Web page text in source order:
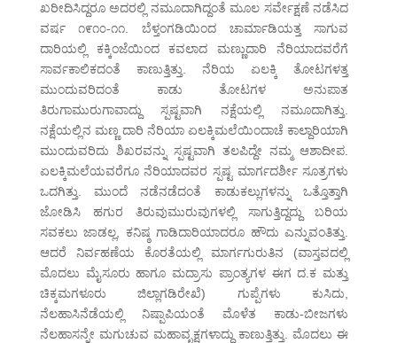
ಖರೀದಿಸಿದ್ದರೂ ಅದರಲ್ಲಿ ನಮೂದಾಗಿದ್ದಂತೆ ಮೂಲ ಸರ್ವೇಕ್ಷಣೆ ನಡೆಸಿದ
ವರ್ಷ ೧೯೧೦-೧೧. ಬೆಳ್ತಂಗಡಿಯಿಂದ ಚಾರ್ಮಾಡಿಯತ್ತ ಸಾಗುವ
ದಾರಿಯಲ್ಲಿ ಕಕ್ಕಿಂಜೆಯಿಂದ ಕವಲಾದ ಮಣ್ಣುದಾರಿ ನೆರಿಯಾದವರೆಗೆ
ಸಾರ್ವಕಾಲಿಕದಂತೆ ಕಾಣುತ್ತಿತ್ತು. ನೆರಿಯ ಏಲಕ್ಕಿ ತೋಟಗಳತ್ತ
ಮುಂದುವರಿದಂತೆ ಕಾಡು ತೋಟಗಳ ಅನುಪಾತ
ತಿರುಗಾಮುರುಗಾವಾದ್ದು ಸ್ಪಷ್ಟವಾಗಿ ನಕ್ಷೆಯಲ್ಲಿ ನಮೂದಾಗಿತ್ತು.
ನಕ್ಷೆಯಲ್ಲಿನ ಮಣ್ಣ ದಾರಿ ನೆರಿಯಾ ಏಲಕ್ಕಿಮಲೆಯಿಂದಾಚೆ ಕಾಲ್ದಾರಿಯಾಗಿ
ಮುಂದುವರಿದು ಶಿಖರವನ್ನು ಸ್ಪಷ್ಟವಾಗಿ ತಲಪಿದ್ದೇ ನಮ್ಮ ಆಶಾದೀಪ.
ಏಲಕ್ಕಿಮಲೆಯವರೆಗೂ ನೆರಿಯಾದವರ ಸ್ಪಷ್ಟ ಮಾರ್ಗದರ್ಶೀ ಸೂತ್ರಗಳು
ಒದಗಿತ್ತು. ಮುಂದೆ ನಡೆನಡೆದಂತೆ ಕಾಡುಕಲ್ಲುಗಳನ್ನು ಒತ್ತೊತ್ತಾಗಿ
ಜೋಡಿಸಿ ಹಗುರ ತಿರುವುಮುರುವುಗಳಲ್ಲಿ ಸಾಗುತ್ತಿದ್ದದ್ದು ಬರಿಯ
ಸವಕಲು ಜಾಡಲ್ಲ, ಕನಿಷ್ಠ ಗಾಡಿದಾರಿಯಾದರೂ ಹೌದು ಎನ್ನುವಂತಿತ್ತು.
ಆದರೆ ನಿರ್ವಹಣೆಯ ಕೊರತೆಯಲ್ಲಿ ಮಾರ್ಗಗುರುತಿನ (ವಾಸ್ತವದಲ್ಲಿ
ಮೊದಲು ಮೈಸೂರು ಹಾಗೂ ಮದ್ರಾಸು ಪ್ರಾಂತ್ಯಗಳ ಈಗ ದ.ಕ ಮತ್ತು
ಚಿಕ್ಕಮಗಳೂರು ಜಿಲ್ಲಾಗಡಿರೇಖೆ) ಗುಪ್ಪೆಗಳು ಕುಸಿದು,
ನೆಲಹಾಸಿನೆಡೆಯಲ್ಲಿ ನಿಷ್ಪಾಪಿಯಂತೆ ಮೊಳೆತ ಕಾಡು-ಬೀಜಗಳು
ನೆಲಹಾಸನ್ನೇ ಮಗುಚುವ ಮಹಾವೃಕ್ಷಗಳಾದ್ದು ಕಾಣುತ್ತಿತ್ತು. ಮೊದಲು ಈ